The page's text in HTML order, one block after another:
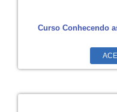
Curso Conhecendo